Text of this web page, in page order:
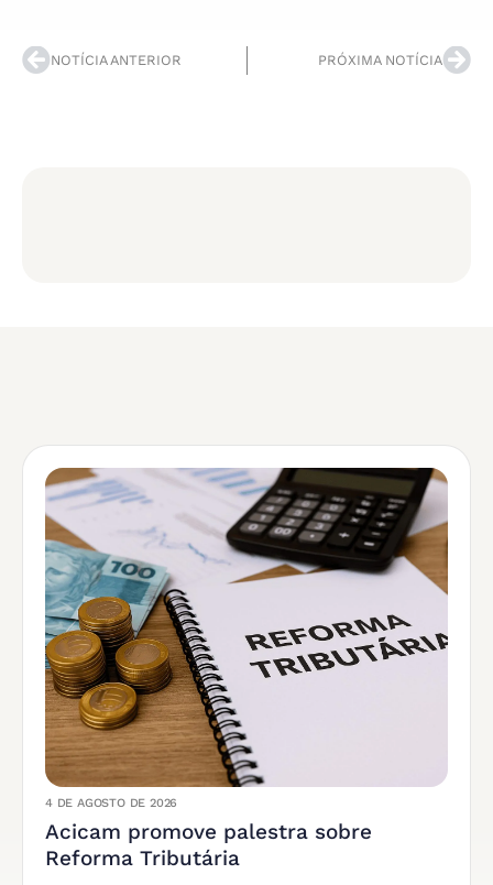
NOTÍCIA ANTERIOR PRÓXIMA NOTÍCIA
4 DE AGOSTO DE 2026
Acicam promove palestra sobre
Reforma Tributária